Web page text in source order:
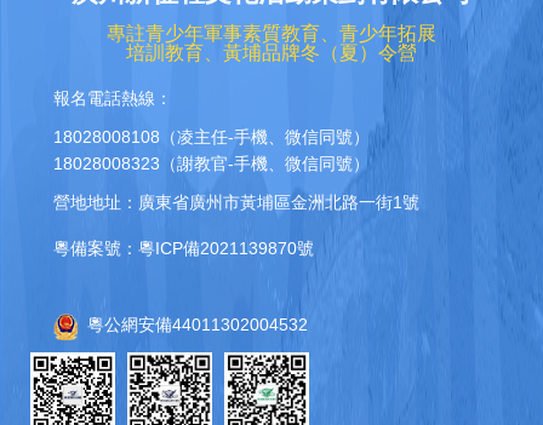
專註青少年軍事素質教育、青少年拓展
培訓教育、黃埔品牌冬（夏）令營
報名電話熱線：
18028008108（凌主任-手機、微信同號）
18028008323（謝教官-手機、微信同號）
營地地址：廣東省廣州市黃埔區金洲北路一街1號
粵備案號：粵ICP備2021139870號
粵公網安備44011302004532